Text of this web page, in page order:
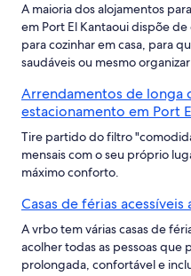
A maioria dos alojamentos
em Port El Kantaoui dispõe
para cozinhar em casa, para
saudáveis ou mesmo
Arrendamentos de longa
estacionamento em Port
Tire partido do filtro
mensais com o seu próprio
máximo conforto.
Casas de férias
A vrbo tem várias casas de
acolher todas as pessoas que
prolongada, confortável e